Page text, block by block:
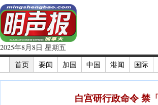
2025年8月8日 星期五
首页
要闻 加国 中国 港闻 国际
白宫研行政命令 禁